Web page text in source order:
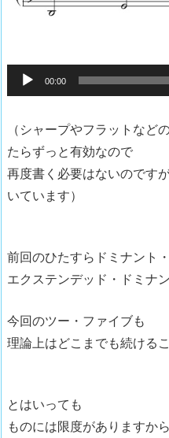
声
レ
ー
ヤ
00:00
（シャープやフラットなど
たらずっと有効なので
再度書く必要はないのです
いています）
前回のひたすらドミナント
エクステンデッド・ドミナ
今回のツー・ファイブも
理論上はどこまでも続ける
とはいっても
ものには限度がありますから